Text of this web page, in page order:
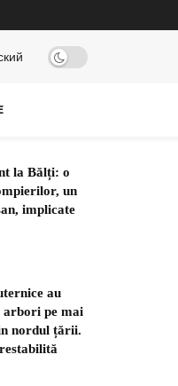
la Bălți: o
un
implicate
au
arbori pe mai
nordul țării.